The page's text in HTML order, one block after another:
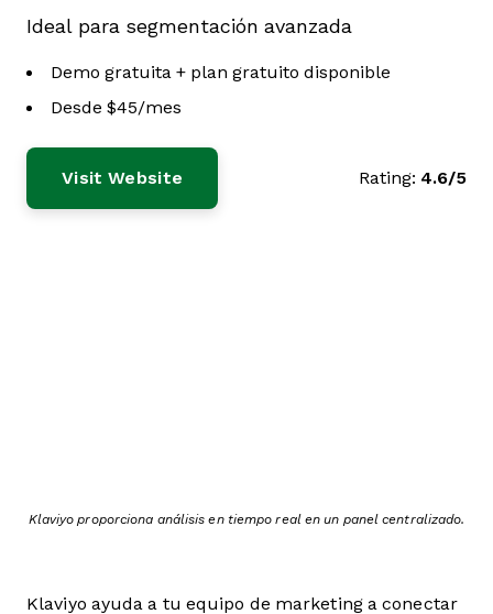
Ideal para segmentación avanzada
Demo gratuita + plan gratuito disponible
Desde $45/mes
Visit Website Rating: 4.6/5
Klaviyo proporciona análisis en tiempo real en un panel centralizado.
Klaviyo ayuda a tu equipo de marketing a conectar